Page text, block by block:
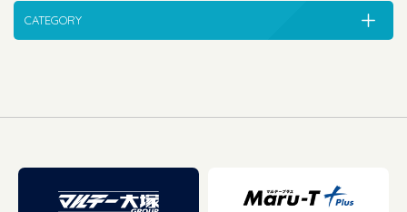
CATEGORY